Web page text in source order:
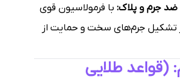
ضد جرم و پلاک: با فرمولاسیون قوی
تشکیل جرم‌های سخت و حمایت از
(قواعد طلایی